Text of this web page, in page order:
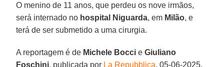
O menino de 11 anos, que perdeu os nove irmãos,
será internado no hospital Niguarda, em Milão, e
terá de ser submetido a uma cirurgia.
A reportagem é de Michele Bocci eGiuliano
Foschini, publicada por La Repubblica, 05-06-2025.